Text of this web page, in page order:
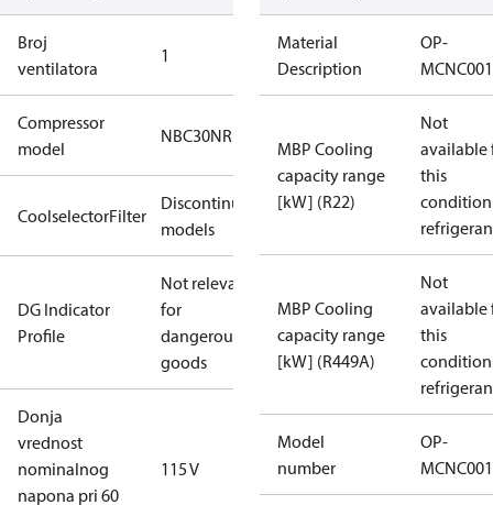
Broj
ventilatora
1
Compressor
model
NBC30NR
CoolselectorFilter
Discontinued
models
DG Indicator
Profile
Not relevant
for
dangerous
goods
Donja
vrednost
nominalnog
napona pri 60
115 V
Material
Description
OP-
MBP Cooling
capacity range
[kW] (R22)
Not
available
this
MBP Cooling
capacity range
[kW] (R449A)
Not
available
this
Model
number
OP-